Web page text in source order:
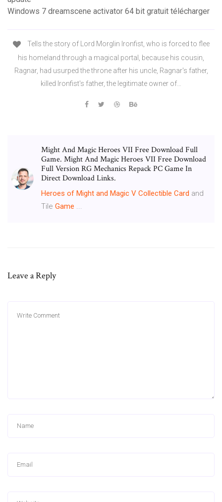
Windows 7 dreamscene activator 64 bit gratuit télécharger
Tells the story of Lord Morglin Ironfist, who is forced to flee
his homeland through a magical portal, because his cousin,
Ragnar, had usurped the throne after his uncle, Ragnar's father,
killed Ironfist's father, the legitimate owner of…
Might And Magic Heroes VII Free Download Full
Game. Might And Magic Heroes VII Free Download
Full Version RG Mechanics Repack PC Game In
Direct Download Links.
Heroes of Might and Magic V Collectible Card and
Tile Game ...
Leave a Reply